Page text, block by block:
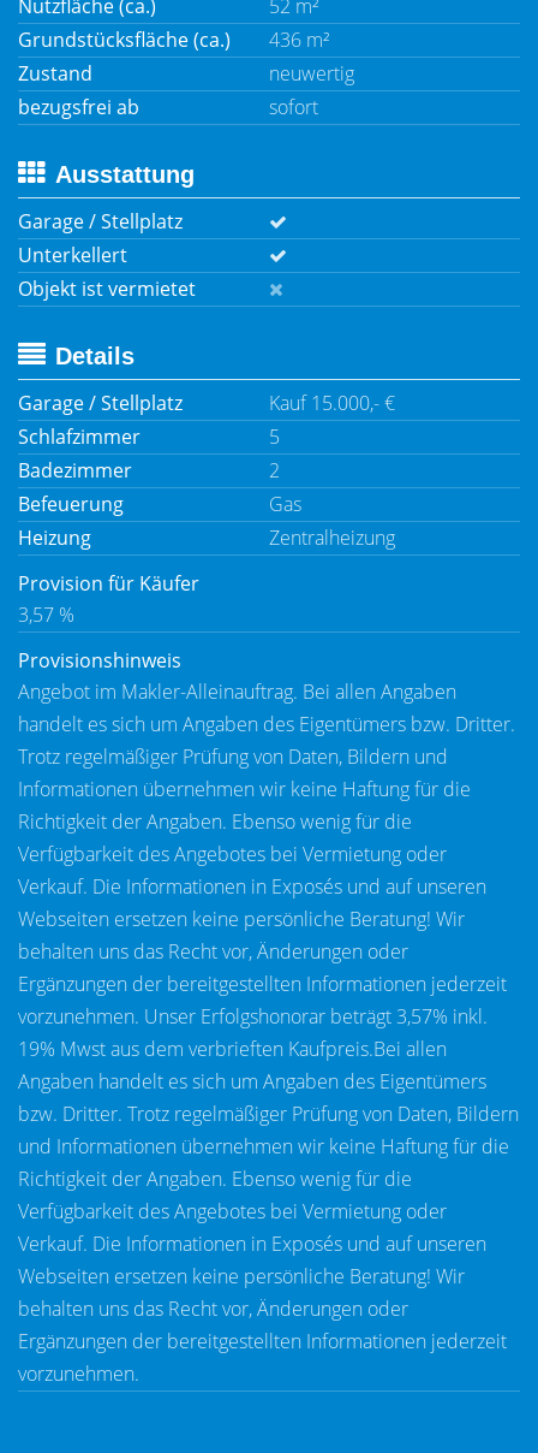
Nutzfläche (ca.)
52 m²
Grundstücksfläche (ca.)
436 m²
Zustand
neuwertig
bezugsfrei ab
sofort
Ausstattung
Garage / Stellplatz
Unterkellert
Objekt ist vermietet
Details
Garage / Stellplatz
Kauf 15.000,- €
Schlafzimmer
5
Badezimmer
2
Befeuerung
Gas
Heizung
Zentralheizung
Provision für Käufer
3,57 %
Provisionshinweis
Angebot im Makler-Alleinauftrag. Bei allen Angaben
handelt es sich um Angaben des Eigentümers bzw. Dritter.
Trotz regelmäßiger Prüfung von Daten, Bildern und
Informationen übernehmen wir keine Haftung für die
Richtigkeit der Angaben. Ebenso wenig für die
Verfügbarkeit des Angebotes bei Vermietung oder
Verkauf. Die Informationen in Exposés und auf unseren
Webseiten ersetzen keine persönliche Beratung! Wir
behalten uns das Recht vor, Änderungen oder
Ergänzungen der bereitgestellten Informationen jederzeit
vorzunehmen. Unser Erfolgshonorar beträgt 3,57% inkl.
19% Mwst aus dem verbrieften Kaufpreis.Bei allen
Angaben handelt es sich um Angaben des Eigentümers
bzw. Dritter. Trotz regelmäßiger Prüfung von Daten, Bildern
und Informationen übernehmen wir keine Haftung für die
Richtigkeit der Angaben. Ebenso wenig für die
Verfügbarkeit des Angebotes bei Vermietung oder
Verkauf. Die Informationen in Exposés und auf unseren
Webseiten ersetzen keine persönliche Beratung! Wir
behalten uns das Recht vor, Änderungen oder
Ergänzungen der bereitgestellten Informationen jederzeit
vorzunehmen.